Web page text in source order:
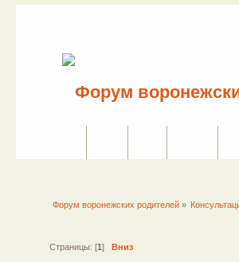
Форум воронежских родителей»
Страницы: [1 ] Вниз